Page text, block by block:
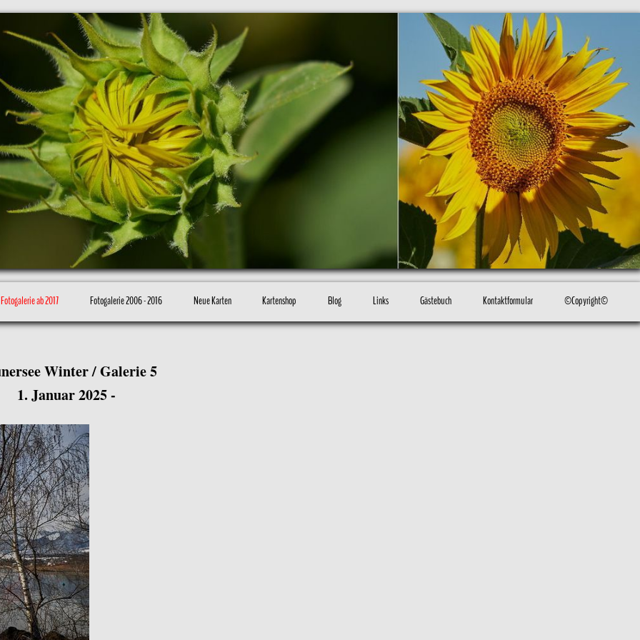
Fotogalerie ab 2017 Fotogalerie 2006 - 2016 Neue Karten Kartenshop Blog Links Gästebuch Kontaktformular ©Copyright©
Winter / Galerie 5
1. Januar 2025 -